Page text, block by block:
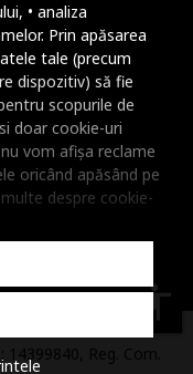
• analiza
Prin apăsarea
tale (precum
dispozitiv) să fie
scopurile de
doar cookie-uri
vom afișa reclame
oricând apăsând pe
despre cookie-
Reg. Com.
accessibility
Mareste spatierea
Micsoreaza
Mareste inaltimea
Micsoreaza
Inverseaza culorile
Nuante de gri
Cursor mare
Subliniaza link-urile